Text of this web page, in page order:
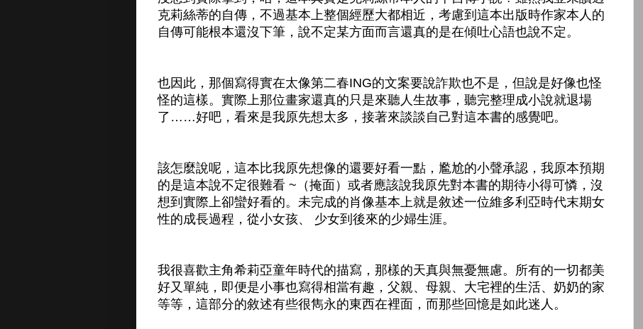
克莉絲蒂的自傳，不過基本上整個經歷大都相近，考慮到這本出版時作家本人的
自傳可能根本還沒下筆，說不定某方面而言還真的是在傾吐心語也說不定。
也因此，那個寫得實在太像第二春ING的文案要說詐欺也不是，但說是好像也怪
怪的這樣。實際上那位畫家還真的只是來聽人生故事，聽完整理成小說就退場
了……好吧，看來是我原先想太多，接著來談談自己對這本書的感覺吧。
該怎麼說呢，這本比我原先想像的還要好看一點，尷尬的小聲承認，我原本預期
的是這本說不定很難看 ~（掩面）或者應該說我原先對本書的期待小得可憐，沒
想到實際上卻蠻好看的。未完成的肖像基本上就是敘述一位維多利亞時代末期女
性的成長過程，從小女孩、 少女到後來的少婦生涯。
我很喜歡主角希莉亞童年時代的描寫，那樣的天真與無憂無慮。所有的一切都美
好又單純，即便是小事也寫得相當有趣，父親、母親、大宅裡的生活、奶奶的家
等等，這部分的敘述有些很雋永的東西在裡面，而那些回憶是如此迷人。